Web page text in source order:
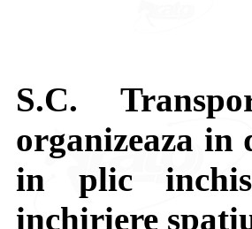
S.C.
organizeaza in
in plic
inchiriere